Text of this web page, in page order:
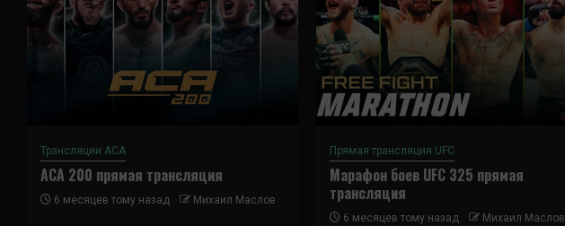
Трансляции ACA
ACA 200 прямая трансляция
6 месяцев тому назад Михаил Маслов
Прямая трансляция UFC
Марафон боев UFC 325 прямая
трансляция
6 месяцев тому назад Михаил Маслов